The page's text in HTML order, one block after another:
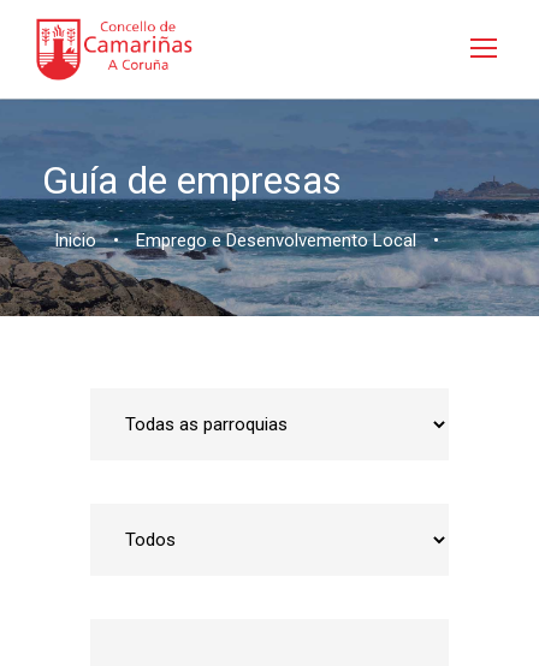
Guía de empresas
Inicio • Emprego e Desenvolvemento Local •